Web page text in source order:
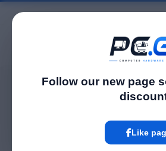
Follow our new page
Like
NVR / DVR Systems ›8 არხიანი IP
Hot